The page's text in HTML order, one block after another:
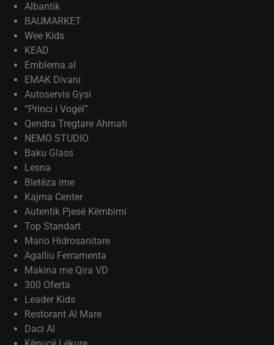
Albantik
BAUMARKET
Wee Kids
KEAD
Emblema.al
EMAK Divani
Autoservis Gysi
“Princi i Vogël”
Qendra Tregtare Ahmati
NEMO STUDIO
Baku Glass
Lesna
Bletëza ime
Kajma Center
Autentik Pjesë Këmbimi
Top Standart
Mario Hidrosanitare
Agalliu Ferramenta
Makina me Qira VD
300 Oferta
Leader Kids
Restorant Al Mare
Daci Al